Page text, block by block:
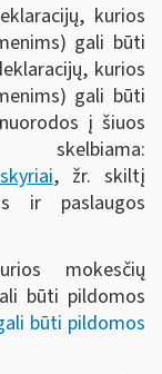
kurios
gali būti
kurios
gali būti
į šiuos
, žr. skiltį
ir paslaugos
mokesčių
būti pildomos
būti pildomos